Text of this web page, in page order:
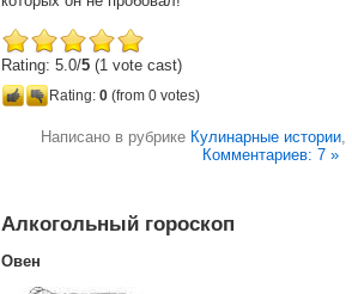
Rating: 5.0/5 (1 vote cast)
Rating: 0 (from 0 votes)
Написано в рубрике Кулинарные истории,
Комментариев: 7 »
Алкогольный гороскоп
Овен